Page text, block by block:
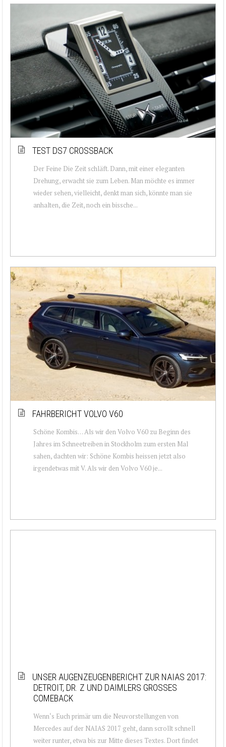
TEST DS7 CROSSBACK
Der Feine Die Zeit schläft. Dann, mit einer eleganten
Drehung, erwacht sie zum Leben. Man möchte es immer
wieder sehen, vielleicht, denkt man sich, könnte man sie
anhalten, die Zeit, noch ein bissche...
FAHRBERICHT VOLVO V60
Schöne Kombis… Als wir den Volvo V60 zu Beginn des
Jahres im Schneetreiben in Stockholm zum ersten Mal
sahen, dachten wir: Schöne Kombis heissen jetzt also
irgendetwas mit V. Als wir den Volvo V60 je...
UNSER AUGENZEUGENBERICHT ZUR NAIAS 2017:
DETROIT, DR. Z UND DAIMLERS GROSSES C
OMEBACK
Wenn‘s Euch primär um die Neuvorstellungen von
Mercedes auf der NAIAS 2017 geht, dann scrollt schnell
weiter runter, etwa bis zur Mitte dieses Textes. Dort findet